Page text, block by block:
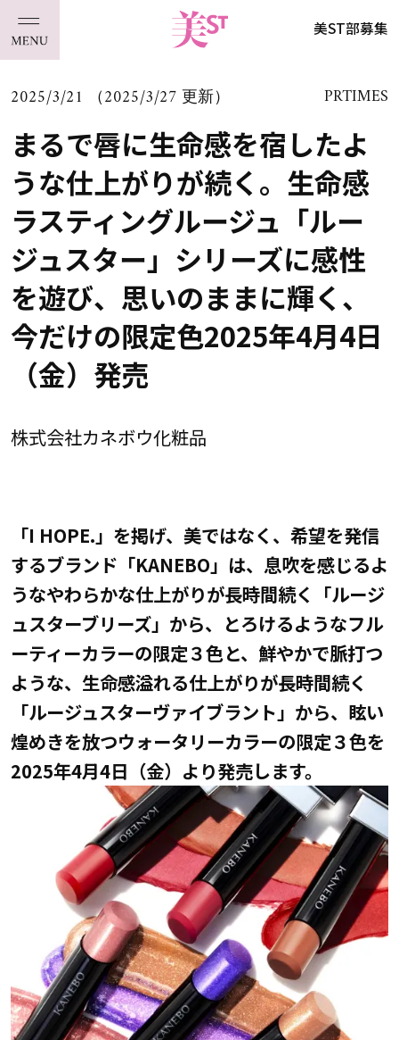
美ST部募集
2025/3/21 （2025/3/27 更新） PRTIMES
まるで唇に生命感を宿したよ
うな仕上がりが続く。生命感
ラスティングルージュ「ルー
ジュスター」シリーズに感性
を遊び、思いのままに輝く、
今だけの限定色2025年4月4日
（金）発売
株式会社カネボウ化粧品
「I HOPE.」を掲げ、美ではなく、希望を発信
するブランド「KANEBO」は、息吹を感じるよ
うなやわらかな仕上がりが長時間続く「ルージ
ュスターブリーズ」から、とろけるようなフル
ーティーカラーの限定３色と、鮮やかで脈打つ
ような、生命感溢れる仕上がりが長時間続く
「ルージュスターヴァイブラント」から、眩い
煌めきを放つウォータリーカラーの限定３色を
2025年4月4日（金）より発売します。